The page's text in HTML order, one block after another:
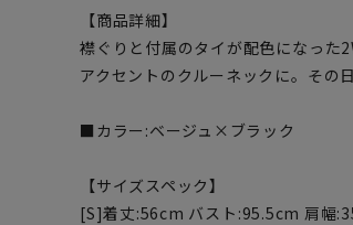
【商品詳細】
襟ぐりと付属のタイが配色になった
アクセントのクルーネックに。その
■カラー:ベージュ×ブラック
【サイズスペック】
[S]着丈:56cm バスト:95.5cm 肩幅